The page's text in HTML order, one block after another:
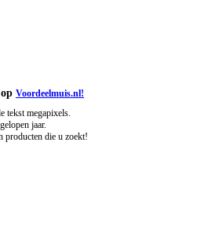
op Voordeelmuis.nl!
tekst megapixels.
jaar.
producten die u zoekt!